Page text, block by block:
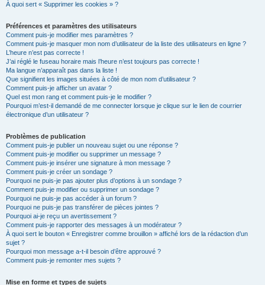
À quoi sert « Supprimer les cookies » ?
Préférences et paramètres des utilisateurs
Comment puis-je modifier mes paramètres ?
Comment puis-je masquer mon nom d’utilisateur de la liste des utilisateurs en ligne ?
L’heure n’est pas correcte !
J’ai réglé le fuseau horaire mais l’heure n’est toujours pas correcte !
Ma langue n’apparaît pas dans la liste !
Que signifient les images situées à côté de mon nom d’utilisateur ?
Comment puis-je afficher un avatar ?
Quel est mon rang et comment puis-je le modifier ?
Pourquoi m’est-il demandé de me connecter lorsque je clique sur le lien de courrier
électronique d’un utilisateur ?
Problèmes de publication
Comment puis-je publier un nouveau sujet ou une réponse ?
Comment puis-je modifier ou supprimer un message ?
Comment puis-je insérer une signature à mon message ?
Comment puis-je créer un sondage ?
Pourquoi ne puis-je pas ajouter plus d’options à un sondage ?
Comment puis-je modifier ou supprimer un sondage ?
Pourquoi ne puis-je pas accéder à un forum ?
Pourquoi ne puis-je pas transférer de pièces jointes ?
Pourquoi ai-je reçu un avertissement ?
Comment puis-je rapporter des messages à un modérateur ?
À quoi sert le bouton « Enregistrer comme brouillon » affiché lors de la rédaction d’un
sujet ?
Pourquoi mon message a-t-il besoin d’être approuvé ?
Comment puis-je remonter mes sujets ?
Mise en forme et types de sujets